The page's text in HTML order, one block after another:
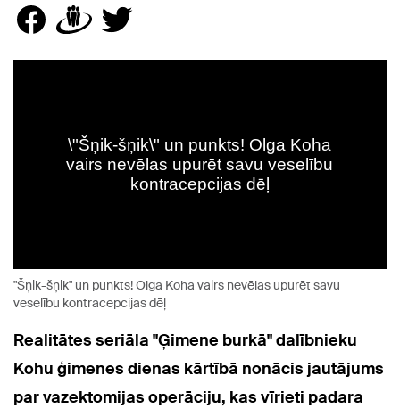
"Šņik-šņik" un punkts! Olga Koha vairs nevēlas upurēt savu
veselību kontracepcijas dēļ
Realitātes seriāla "Ģimene burkā" dalībnieku
Kohu ģimenes dienas kārtībā nonācis jautājums
par vazektomijas operāciju, kas vīrieti padara